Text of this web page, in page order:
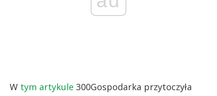
W tym artykule 300Gospodarka przytoczyła